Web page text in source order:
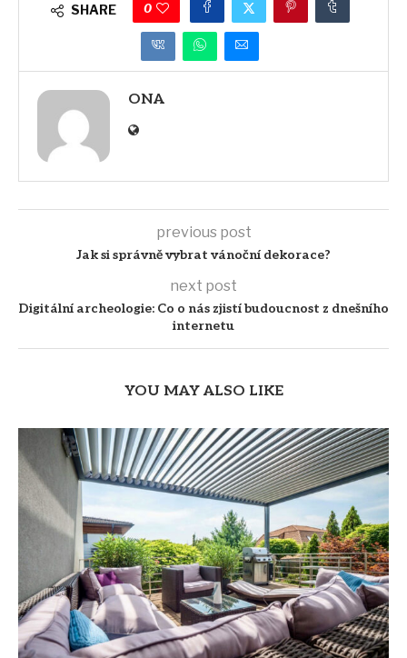
SHARE 0
ONA
previous post
Jak si správně vybrat vánoční dekorace?
next post
Digitální archeologie: Co o nás zjistí budoucnost z dnešního
internetu
YOU MAY ALSO LIKE